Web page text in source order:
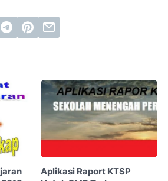
Aplikasi Raport KTSP